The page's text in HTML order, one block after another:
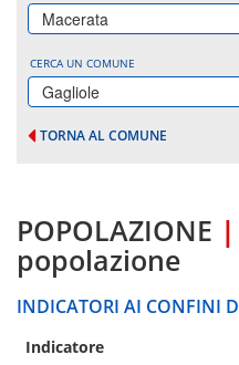
Macerata
CERCA UN COMUNE
Gagliole
TORNA AL COMUNE
POPOLAZIONE |
popolazione
INDICATORI AI CONFINI
Indicatore